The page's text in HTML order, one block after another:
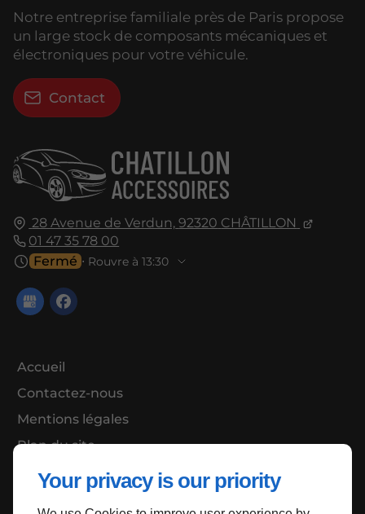
Your privacy is our priority
28 Avenue de Verdun, 92320 CHÂTILLON
01 47 35 78 00
Fermé ⋅ Rouvre à 13:30
Accueil
Contactez-nous
Mentions légales
Plan du site
Notre entreprise familiale près de Paris propose
un large stock de composants mécaniques et
électroniques pour votre véhicule.
Contact